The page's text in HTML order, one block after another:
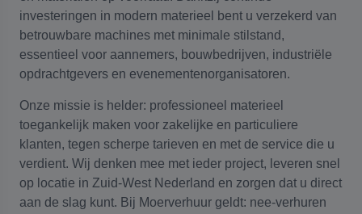
investeringen in modern materieel bent u verzekerd van
betrouwbare machines met minimale stilstand,
essentieel voor aannemers, bouwbedrijven, industriële
opdrachtgevers en evenementenorganisatoren.
Onze missie is helder: professioneel materieel
toegankelijk maken voor zakelijke en particuliere
klanten, tegen scherpe tarieven en met de service die u
verdient. Wij denken mee met ieder project, leveren snel
op locatie in Zuid-West Nederland en zorgen dat u direct
aan de slag kunt. Bij Moerverhuur geldt: nee-verhuren